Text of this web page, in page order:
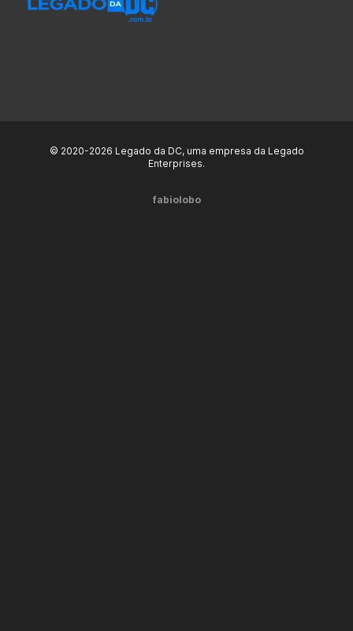
© 2020-2026 Legado da DC, uma empresa da Legado
Enterprises.
fabiolobo